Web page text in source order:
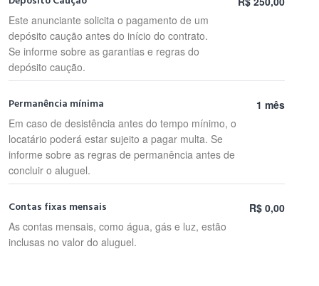
Este anunciante solicita o pagamento de um
depósito caução antes do início do contrato.
Se informe sobre as garantias e regras do
depósito caução.
Permanência mínima
Em caso de desistência antes do tempo mínimo, o
locatário poderá estar sujeito a pagar multa. Se
informe sobre as regras de permanência antes de
concluir o aluguel.
1 mês
Contas fixas mensais
As contas mensais, como água, gás e luz, estão
inclusas no valor do aluguel.
R$ 0,00